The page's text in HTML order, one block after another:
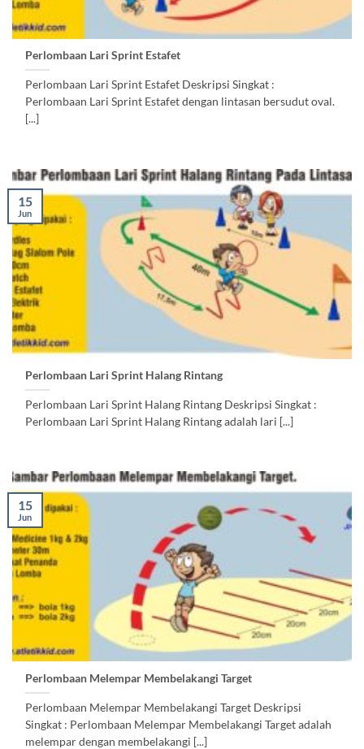
Perlombaan Lari Sprint Estafet
Perlombaan Lari Sprint Estafet Deskripsi Singkat :
Perlombaan Lari Sprint Estafet dengan lintasan bersudut oval.
[...]
Perlombaan Lari Sprint Halang Rintang
Perlombaan Lari Sprint Halang Rintang Deskripsi Singkat :
Perlombaan Lari Sprint Halang Rintang adalah lari [...]
15
Jun
Perlombaan Melempar Membelakangi Target
Perlombaan Melempar Membelakangi Target Deskripsi
Singkat : Perlombaan Melempar Membelakangi Target adalah
melempar dengan membelakangi [...]
15
Jun